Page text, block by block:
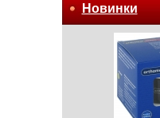
Новинки